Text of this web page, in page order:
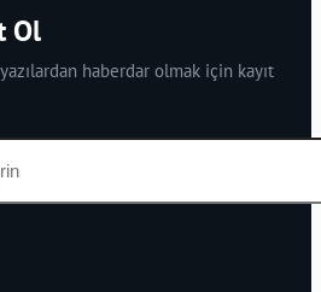
Ol
haberdar olmak için kayıt